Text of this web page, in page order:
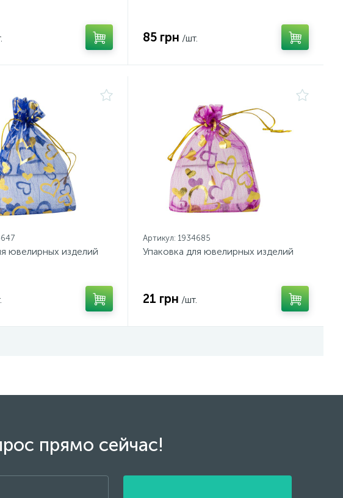
85 грн /шт.
ювелирных изделий
Артикул: 1934685
Упаковка для ювелирных изделий
21 грн /шт.
прямо сейчас!